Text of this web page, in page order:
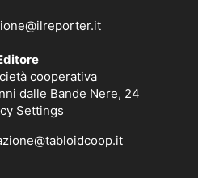
cooperativa
dalle Bande Nere, 24
Settings